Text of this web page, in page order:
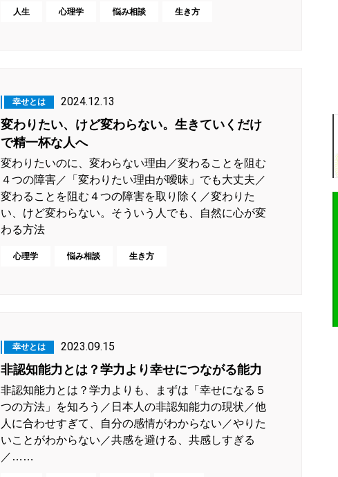
人生 心理学 悩み相談 生き方
幸せとは 2024.12.13
変わりたい、けど変わらない。生きていくだけ
で精一杯な人へ
変わりたいのに、変わらない理由／変わることを阻む
４つの障害／「変わりたい理由が曖昧」でも大丈夫／
変わることを阻む４つの障害を取り除く／変わりた
い、けど変わらない。そういう人でも、自然に心が変
わる方法
心理学 悩み相談 生き方
幸せとは 2023.09.15
非認知能力とは？学力より幸せにつながる能力
非認知能力とは？学力よりも、まずは「幸せになる５
つの方法」を知ろう／日本人の非認知能力の現状／他
人に合わせすぎて、自分の感情がわからない／やりた
いことがわからない／共感を避ける、共感しすぎる
／……